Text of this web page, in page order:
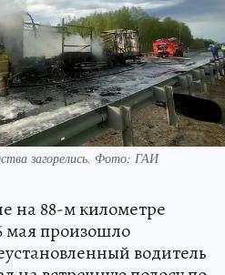
загорелись. Фото: ГАИ
на 88-м километре
мая произошло
водитель